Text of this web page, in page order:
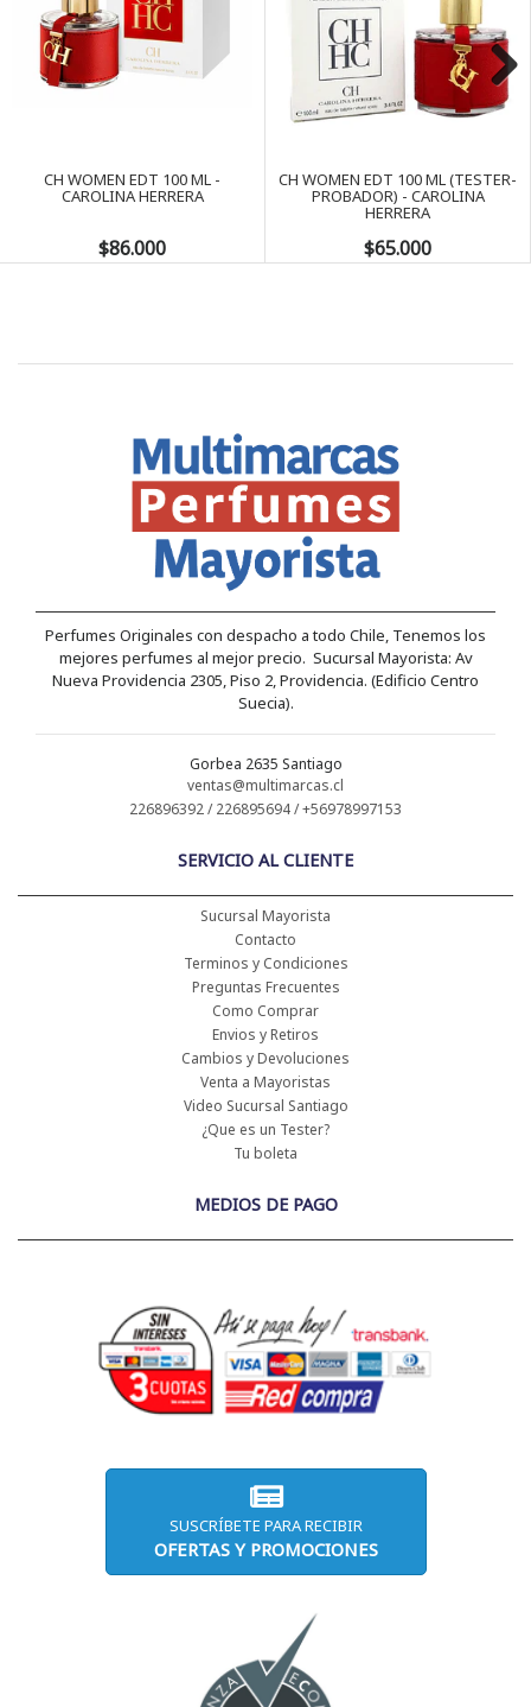
CH WOMEN EDT 100 ML -
CAROLINA HERRERA
$86.000
CH WOMEN EDT 100 ML (TESTER-
PROBADOR) - CAROLINA
HERRERA
$65.000
Next
Perfumes Originales con despacho a todo Chile, Tenemos los
mejores perfumes al mejor precio. Sucursal Mayorista: Av
Nueva Providencia 2305, Piso 2, Providencia. (Edificio Centro
Suecia).
Gorbea 2635 Santiago
ventas@multimarcas.cl
226896392 / 226895694 / +56978997153
SERVICIO AL CLIENTE
Sucursal Mayorista
Contacto
Terminos y Condiciones
Preguntas Frecuentes
Como Comprar
Envios y Retiros
Cambios y Devoluciones
Venta a Mayoristas
Video Sucursal Santiago
¿Que es un Tester?
Tu boleta
MEDIOS DE PAGO
SUSCRÍBETE PARA RECIBIR
OFERTAS Y PROMOCIONES